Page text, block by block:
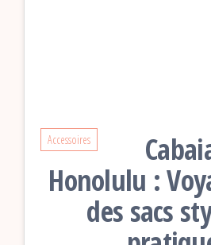
Accessoires
Honolulu :
des sacs